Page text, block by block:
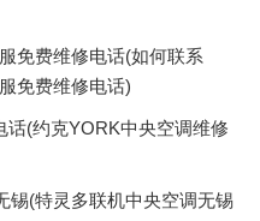
免费维修电话(如何联系
免费维修电话)
(约克YORK中央空调维修
锡(特灵多联机中央空调无锡